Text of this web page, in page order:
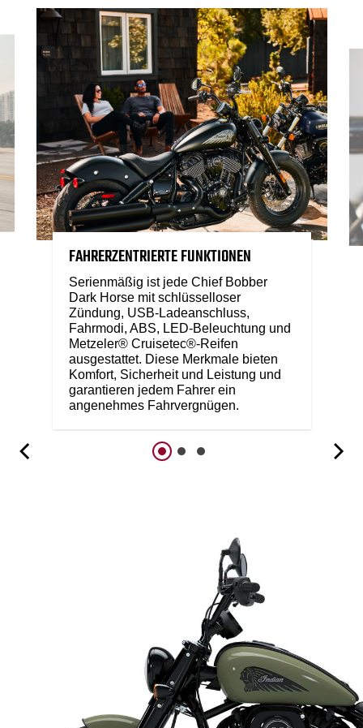
FAHRERZENTRIERTE FUNKTIONEN
Serienmäßig ist jede Chief Bobber
Dark Horse mit schlüsselloser
Zündung, USB-Ladeanschluss,
Fahrmodi, ABS, LED-Beleuchtung und
Metzeler® Cruisetec®-Reifen
ausgestattet. Diese Merkmale bieten
Komfort, Sicherheit und Leistung und
garantieren jedem Fahrer ein
angenehmes Fahrvergnügen.